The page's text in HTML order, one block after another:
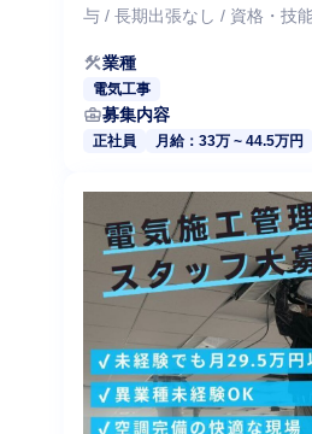
与 / 長期出張なし / 資格・技
construction業種
電気工事
business_center募集内容
正社員 月給：33万 ~ 44.5万円